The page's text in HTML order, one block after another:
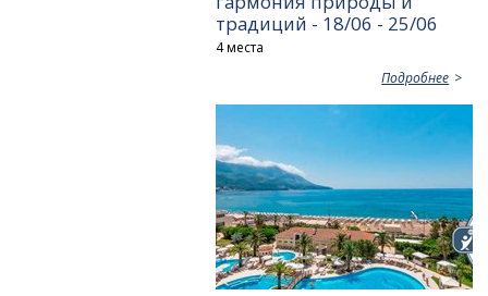
традиций - 18/06 - 25/06
4 места
Подробнее